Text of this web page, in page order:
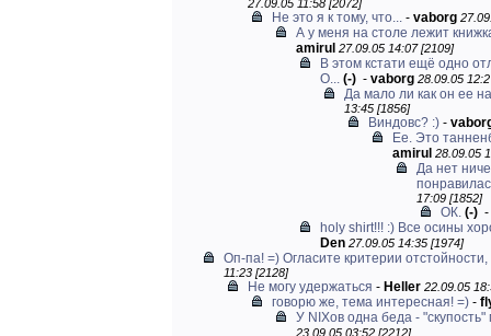
27.09.05 11:58 [2072]
Не это я к тому, что... - vaborg
А у меня на столе лежит
amirul 27.09.05 14:07 [2109]
В этом кстати ещё одно
О... (-) - vaborg 28.09.05
Да мало ли как он ее
13:45 [1856]
Виндовс? :) -
Ее. Это
amirul 28.09.05
Да нет
17:09 [1852]
ОК. (-) -
holy shirt!!! :) Все осины
Den 27.09.05 14:35 [1974]
Оп-па! =) Огласите критерии отстойности,
11:23 [2128]
Не могу удержаться - Heller 22.09.05
говорю же, тема интересная! =) -
У NIXов одна беда -
23.09.05 03:52 [2212]